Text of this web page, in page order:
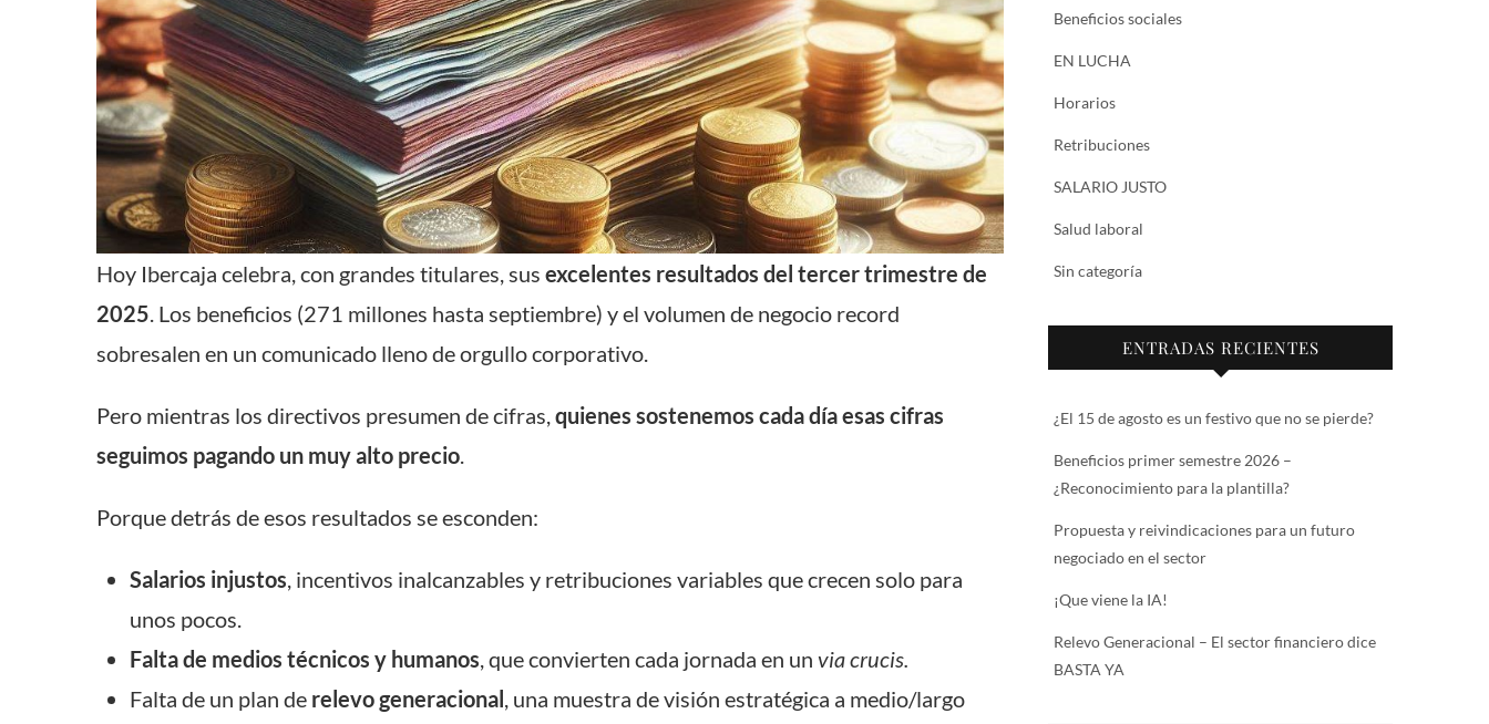
Hoy Ibercaja celebra, con grandes titulares, sus excelentes resultados del tercer trimestre de
2025. Los beneficios (271 millones hasta septiembre) y el volumen de negocio record
sobresalen en un comunicado lleno de orgullo corporativo.
Pero mientras los directivos presumen de cifras,quienes sostenemos cada día esas cifras
seguimos pagando un muy alto precio.
Porque detrás de esos resultados se esconden:
Salarios injustos, incentivos inalcanzables y retribuciones variables que crecen solo para
unos pocos.
Falta de medios técnicos y humanos, que convierten cada jornada en un via crucis.
Falta de un plan de relevo generacional, una muestra de visión estratégica a medio/largo
Beneficios sociales
EN LUCHA
Horarios
Retribuciones
SALARIO JUSTO
Salud laboral
Sin categoría
ENTRADAS RECIENTES
¿El 15 de agosto es un festivo que no se pierde?
Beneficios primer semestre 2026 –
¿Reconocimiento para la plantilla?
Propuesta y reivindicaciones para un futuro
negociado en el sector
¡Que viene la IA!
Relevo Generacional – El sector financiero dice
BASTA YA